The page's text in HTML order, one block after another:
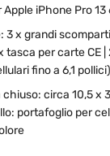
iPhone Pro
3 x grandi
tasca per carte CE
fino a 6,1
chiuso: circa 10,5 x
portafoglio per